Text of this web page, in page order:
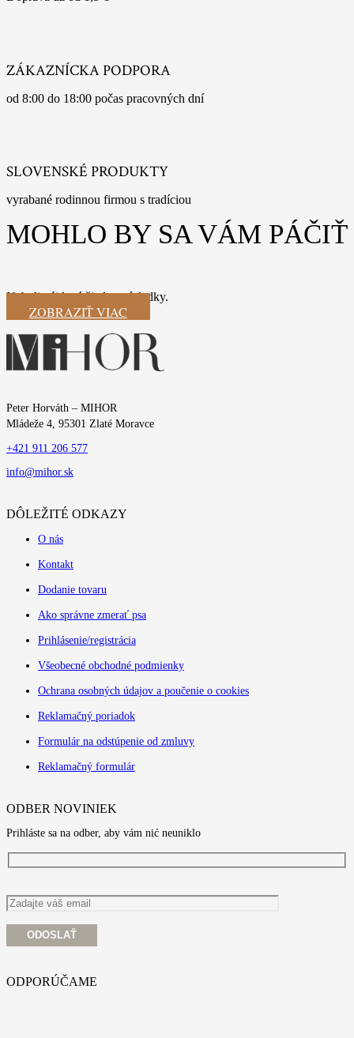
ZÁKAZNÍCKA PODPORA
od 8:00 do 18:00 počas pracovných dní
SLOVENSKÉ PRODUKTY
vyrabané rodinnou firmou s tradíciou
MOHLO BY SA VÁM PÁČIŤ
Neboli nájdené žiadne výsledky.
ZOBRAZIŤ VIAC
Peter Horváth – MIHOR
Mládeže 4, 95301 Zlaté Moravce
+421 911 206 577
info@mihor.sk
DÔLEŽITÉ ODKAZY
O nás
Kontakt
Dodanie tovaru
Ako správne zmerať psa
Prihlásenie/registrácia
Všeobecné obchodné podmienky
Ochrana osobných údajov a poučenie o cookies
Reklamačný poriadok
Formulár na odstúpenie od zmluvy
Reklamačný formulár
ODBER NOVINIEK
Prihláste sa na odber, aby vám nić neuniklo
ODPORÚČAME